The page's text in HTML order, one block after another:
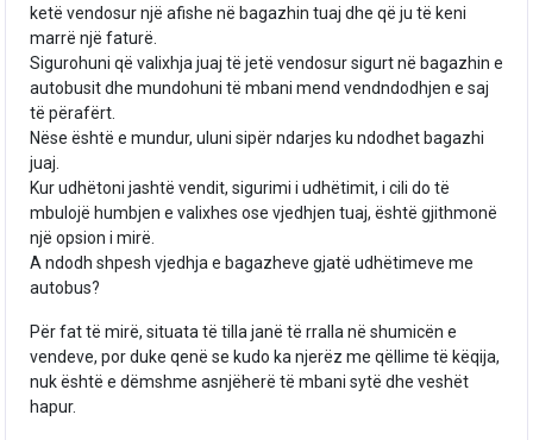
ketë vendosur një afishe në bagazhin tuaj dhe që ju të keni
marrë një faturë.
Sigurohuni që valixhja juaj të jetë vendosur sigurt në bagazhin e
autobusit dhe mundohuni të mbani mend vendndodhjen e saj
të përafërt.
Nëse është e mundur, uluni sipër ndarjes ku ndodhet bagazhi
juaj.
Kur udhëtoni jashtë vendit, sigurimi i udhëtimit, i cili do të
mbulojë humbjen e valixhes ose vjedhjen tuaj, është gjithmonë
një opsion i mirë.
A ndodh shpesh vjedhja e bagazheve gjatë udhëtimeve me
autobus?
Për fat të mirë, situata të tilla janë të rralla në shumicën e
vendeve, por duke qenë se kudo ka njerëz me qëllime të këqija,
nuk është e dëmshme asnjëherë të mbani sytë dhe veshët
hapur.